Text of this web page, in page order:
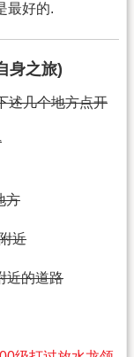
最好的.
身之旅)
述几个地方点开
方
近
近的道路